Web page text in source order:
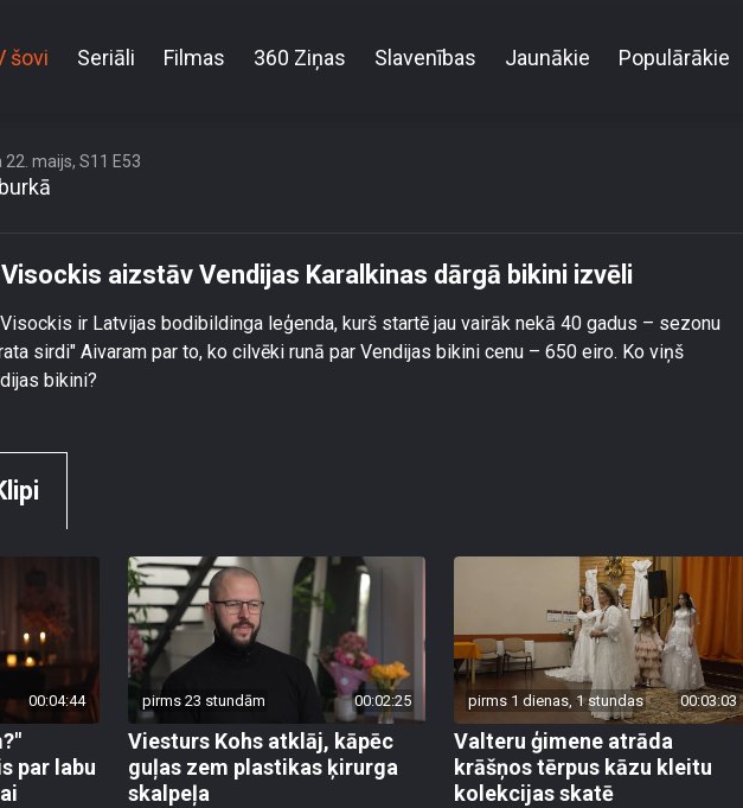
šovi Seriāli Filmas 360 Ziņas Slavenības Jaunākie Populārākie
22. maijs, S11 E53
aizstāv Vendijas Karalkinas dārgā bikini izvēli
ir Latvijas bodibildinga leģenda, kurš startē jau vairāk nekā 40 gadus – sezonu
sirdi" Aivaram par to, ko cilvēki runā par Vendijas bikini cenu – 650 eiro. Ko viņš
bikini?
00:04:44
par labu
pirms 23 stundām 00:02:25
Viesturs Kohs atklāj, kāpēc
guļas zem plastikas ķirurga
skalpeļa
pirms 1 dienas, 1 stundas 00:03:03
Valteru ģimene atrāda
krāšņos tērpus kāzu kleitu
kolekcijas skatē